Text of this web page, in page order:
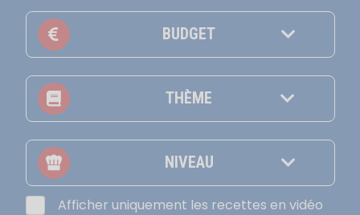
BUDGET
THÈME
NIVEAU
Afficher uniquement les recettes en vidéo